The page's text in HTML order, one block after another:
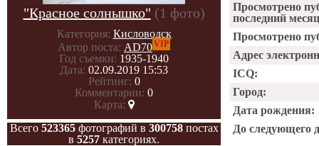
"Красное солнышко" (1 фото)
Категория: Кисловодск
Автор поста: AD70VIP
Год съемки: 1935-1940
Дата: 02.09.2019 15:53
Рейтинг: 0
Комментарии: 0
Карта:
Всего 523365фотографий в 300758постах
в 5257 категориях.
Просмотрено
последний
Просмотрено
Адрес
ICQ:
Город:
Дата рождения:
До следующего